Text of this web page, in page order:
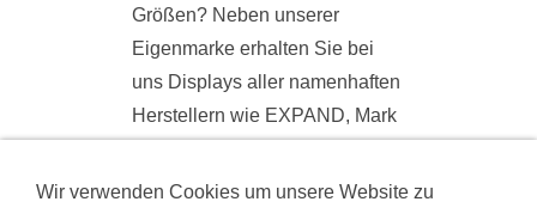
Größen? Neben unserer
Eigenmarke erhalten Sie bei
uns Displays aller namenhaften
Herstellern wie EXPAND, Mark
Fragen Sie uns.
Wir verwenden Cookies um unsere Website zu